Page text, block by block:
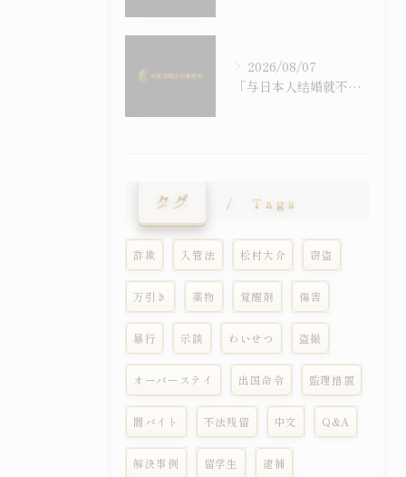
2026/08/07
「与日本人结婚就不会被强制遣返」之误解｜配偶在留资格与退去强制事由之关系
タグ Tags
詐欺 入管法 松村大介 窃盗
万引き 薬物 覚醒剤 傷害
暴行 示談 わいせつ 盗撮
オーバーステイ 出国命令 監理措置
闇バイト 不法残留 中文 Q&A
解決事例 留学生 逮捕